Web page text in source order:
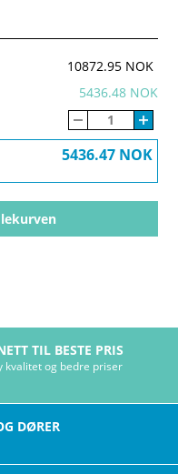
10872.95 NOK
5436.48 NOK
5436.47 NOK
TIL BESTE PRIS
kvalitet og bedre priser
DØRER